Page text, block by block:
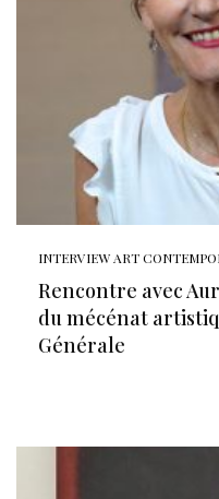
INTERVIEW ART
Rencontre avec
du mécénat
Générale